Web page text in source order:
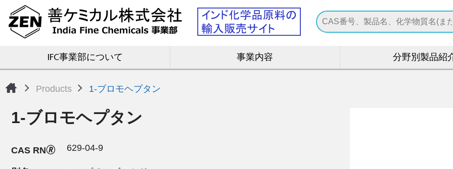
IFC事業部について 事業内容 分野別製品紹
Products 1-ブロモヘプタン
1-ブロモヘプタン
CAS RN🄬 629-04-9